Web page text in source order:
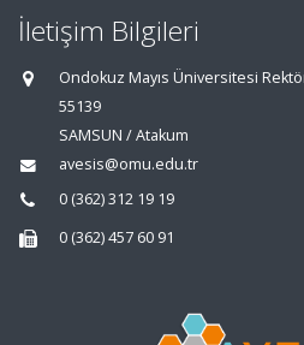
İletişim Bilgileri
Ondokuz Mayıs Üniversitesi
55139
SAMSUN / Atakum
avesis@omu.edu.tr
0 (362) 312 19 19
0 (362) 457 60 91